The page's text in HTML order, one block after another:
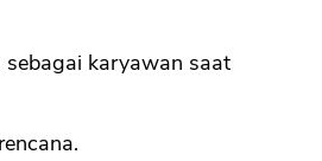
sebagai karyawan saat